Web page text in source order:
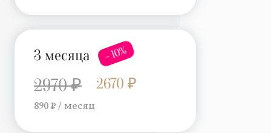
3 месяца - 10%
2970 ₽ 2670 ₽
890 ₽ / месяц